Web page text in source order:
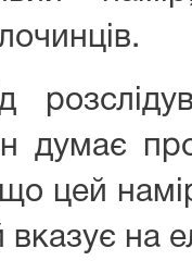
думає
цей
вказує на